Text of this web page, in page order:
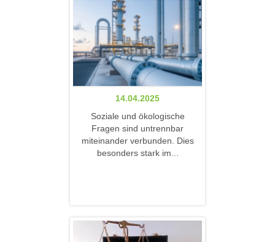
14.04.2025
Soziale und ökologische
Fragen sind untrennbar
miteinander verbunden. Dies
besonders stark im...